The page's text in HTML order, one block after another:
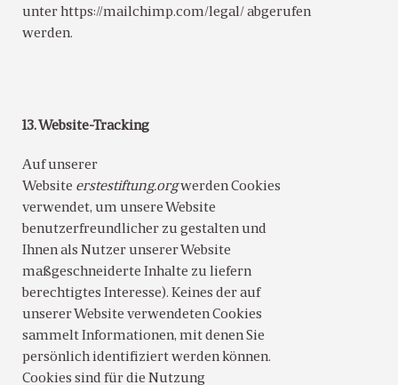
unter https://mailchimp.com/legal/ abgerufen
werden.
13. Website-Tracking
Auf unserer
Website erstestiftung.orgwerden Cookies
verwendet, um unsere Website
benutzerfreundlicher zu gestalten und
Ihnen als Nutzer unserer Website
maßgeschneiderte Inhalte zu liefern
berechtigtes Interesse). Keines der auf
unserer Website verwendeten Cookies
sammelt Informationen, mit denen Sie
persönlich identifiziert werden können.
Cookies sind für die Nutzung